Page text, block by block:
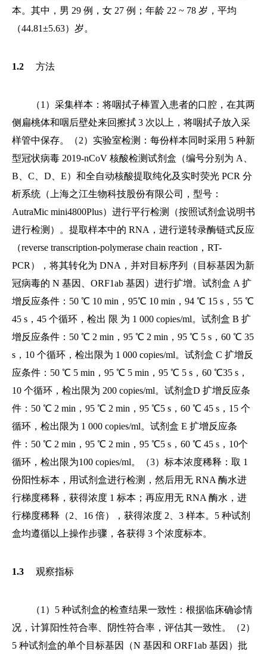
本。其中，男 29 例，女 27 例；年龄 22 ~ 78 岁，平均
（44.81±5.63）岁。
1.2 方法
（1）采集样本：将咽拭子棒置入患者的口腔，在其两
侧扁桃体和咽后壁处来回擦拭 3 次以上，将咽拭子放入采
样管中保存。（2）实验室检测：每份样本同时采用 5 种新
型冠状病毒 2019-nCoV 核酸检测试剂盒（编号分别为 A、
B、C、D、E）和全自动核酸提取纯化及实时荧光 PCR 分
析系统（上海之江生物科技股份有限公司，型号：
AutraMic mini4800Plus）进行平行检测（按照试剂盒说明书
进行检测）。提取样本中的 RNA，进行逆转录酶链式反应
（reverse transcription-polymerase chain reaction，RT-
PCR），将其转化为 DNA，并对目标序列（目标基因为新
冠病毒的 N 基因、ORF1ab 基因）进行扩增。试剂盒 A 扩
增反应条件：50 ℃ 10 min，95℃ 10 min，94 ℃ 15 s，55 ℃
45 s，45 个循环，检出 限 为 1 000 copies/ml。试剂盒 B 扩
增反应条件：50 ℃ 2 min，95 ℃ 2 min，95 ℃ 5 s，60 ℃ 35
s，10 个循环，检出限为 1 000 copies/ml。试剂盒 C 扩增反
应条件：50 ℃ 5 min，95 ℃ 5 min，95 ℃ 5 s，60 ℃35 s，
10 个循环，检出限为 200 copies/ml。试剂盒D 扩增反应条
件：50 ℃ 2 min，95 ℃ 2 min，95 ℃5 s，60 ℃ 45 s，15 个
循环，检出限为 1 000 copies/ml。试剂盒 E 扩增反应条
件：50 ℃ 2 min，95 ℃ 2 min，95 ℃5 s，60 ℃ 45 s，10个
循环，检出限为100 copies/ml。（3）标本浓度稀释：取 1
份阳性标本，用试剂盒进行检测，然后用无 RNA 酶水进
行梯度稀释，获得浓度 1 标本；再应用无 RNA 酶水，进
行梯度稀释（2、16 倍），获得浓度 2、3 样本。5 种试剂
盒均遵循以上操作步骤，各获得 3 个浓度标本。
1.3 观察指标
（1）5 种试剂盒的检查结果一致性：根据临床确诊情
况，计算阳性符合率、阴性符合率，评估其一致性。（2）
5 种试剂盒的单个目标基因（N 基因和 ORF1ab 基因）批